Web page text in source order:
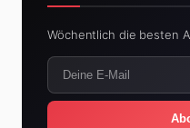
Wöchentlich die besten